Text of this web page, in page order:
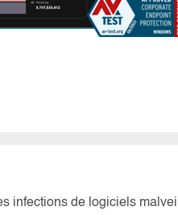
infections de logiciels